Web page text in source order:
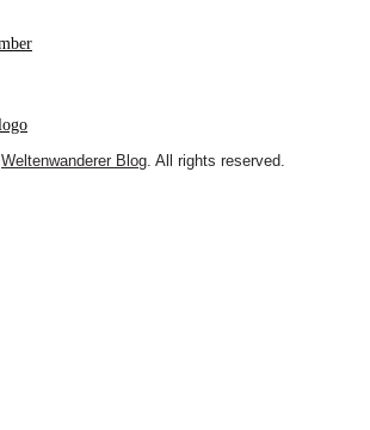
Weltenwanderer Blog . All rights reserved.